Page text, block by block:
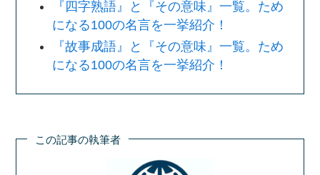
『四字熟語』と『その意味』一覧。ため
になる100の名言を一挙紹介！
『故事成語』と『その意味』一覧。ため
になる100の名言を一挙紹介！
この記事の執筆者